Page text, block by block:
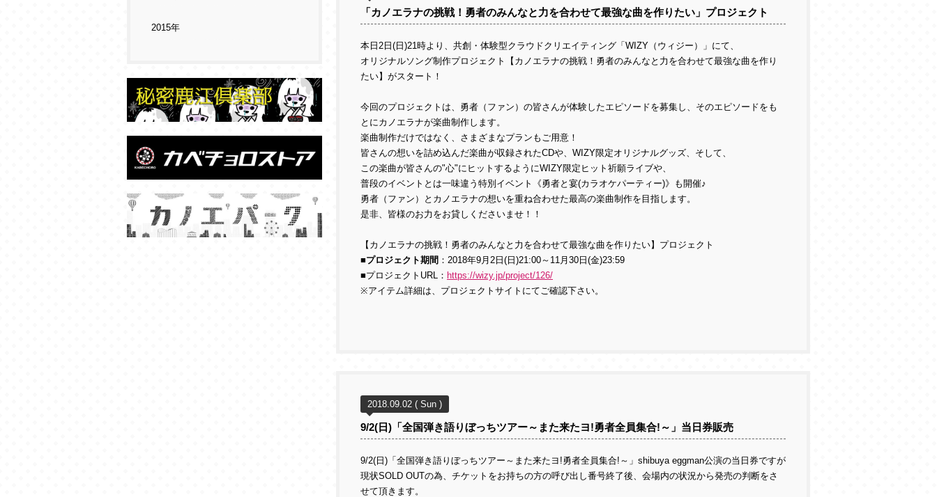
「カノエラナの挑戦！勇者のみんなと力を合わせて最強な曲を作りたい」プロジェクト
本日2日(日)21時より、 共創・体験型クラウドクリエイティング「WIZY（ウィジー）」にて、
オリジナルソング制作プロジェクト【カノエラナの挑戦！勇者のみんなと力を合わせて最強な曲を作り
たい】がスタート！
今回のプロジェクトは、勇者（ファン）の皆さんが体験したエピソードを募集し、そのエピソードをも
とにカノエラナが楽曲制作します。
楽曲制作だけではなく、さまざまなプランもご用意！
皆さんの想いを詰め込んだ楽曲が収録されたCDや、WIZY限定オリジナルグッズ、そして、
この楽曲が皆さんの"心"にヒットするようにWIZY限定ヒット祈願ライブや、
普段のイベントとは一味違う特別イベント《勇者と宴(カラオケパーティー)》も開催♪
勇者（ファン）とカノエラナの想いを重ね合わせた最高の楽曲制作を目指します。
是非、皆様のお力をお貸しくださいませ！！
【カノエラナの挑戦！勇者のみんなと力を合わせて最強な曲を作りたい】プロジェクト
■プロジェクト期間 ：2018年9月2日(日)21:00～11月30日(金)23:59
■プロジェクトURL： https://wizy.jp/project/126/
※アイテム詳細は、プロジェクトサイトにてご確認下さい。
2018.09.02 ( Sun )
9/2(日)「全国弾き語りぼっちツアー～また来たヨ!勇者全員集合!～」当日券販売
9/2(日)「全国弾き語りぼっちツアー～また来たヨ!勇者全員集合!～」shibuya eggman公演の当日券ですが
現状SOLD OUTの為、チケットをお持ちの方の呼び出し番号終了後、会場内の状況から発売の判断をさ
せて頂きます。
2015年